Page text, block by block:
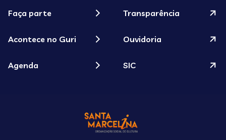
Faça parte
Acontece no Guri
Agenda
Transparência
Ouvidoria
SIC